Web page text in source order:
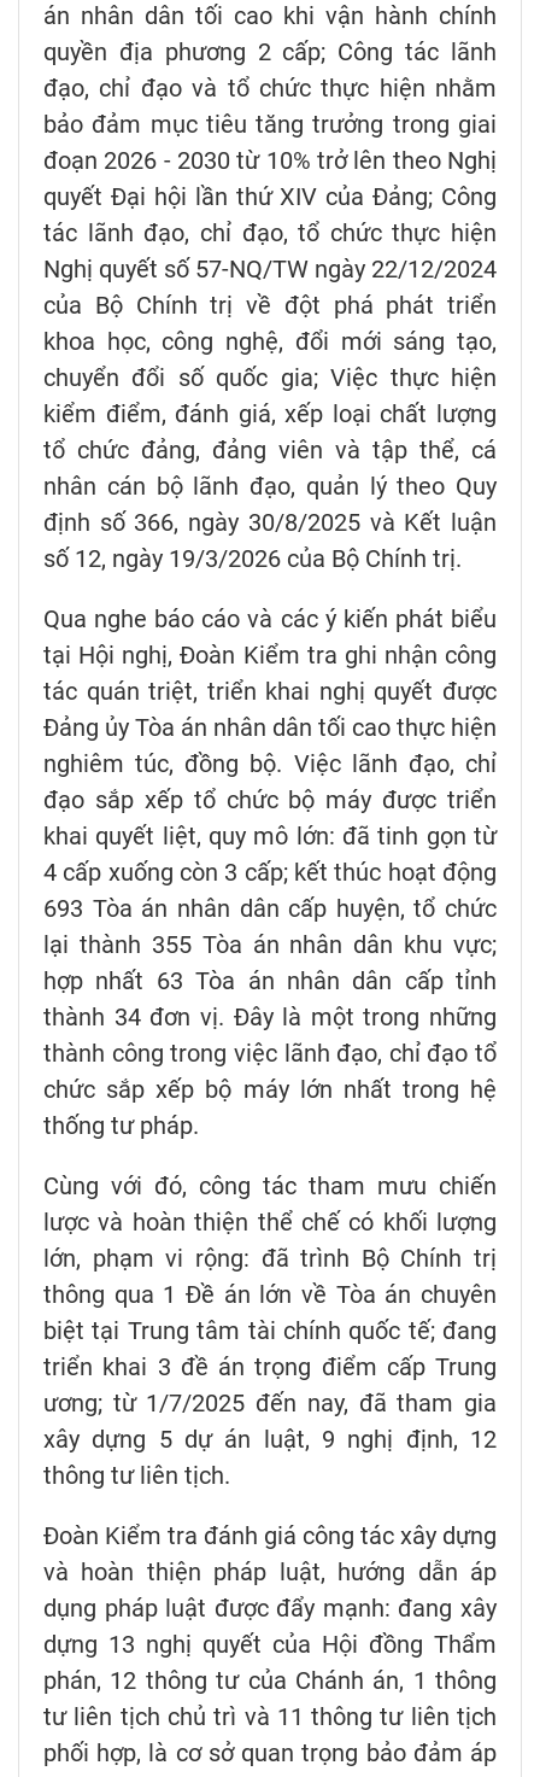
án nhân dân tối cao khi vận hành chính
quyền địa phương 2 cấp; Công tác lãnh
đạo, chỉ đạo và tổ chức thực hiện nhằm
bảo đảm mục tiêu tăng trưởng trong giai
đoạn 2026 - 2030 từ 10% trở lên theo Nghị
quyết Đại hội lần thứ XIV của Đảng; Công
tác lãnh đạo, chỉ đạo, tổ chức thực hiện
Nghị quyết số 57-NQ/TW ngày 22/12/2024
của Bộ Chính trị về đột phá phát triển
khoa học, công nghệ, đổi mới sáng tạo,
chuyển đổi số quốc gia; Việc thực hiện
kiểm điểm, đánh giá, xếp loại chất lượng
tổ chức đảng, đảng viên và tập thể, cá
nhân cán bộ lãnh đạo, quản lý theo Quy
định số 366, ngày 30/8/2025 và Kết luận
số 12, ngày 19/3/2026 của Bộ Chính trị.
Qua nghe báo cáo và các ý kiến phát biểu
tại Hội nghị, Đoàn Kiểm tra ghi nhận công
tác quán triệt, triển khai nghị quyết được
Đảng ủy Tòa án nhân dân tối cao thực hiện
nghiêm túc, đồng bộ. Việc lãnh đạo, chỉ
đạo sắp xếp tổ chức bộ máy được triển
khai quyết liệt, quy mô lớn: đã tinh gọn từ
4 cấp xuống còn 3 cấp; kết thúc hoạt động
693 Tòa án nhân dân cấp huyện, tổ chức
lại thành 355 Tòa án nhân dân khu vực;
hợp nhất 63 Tòa án nhân dân cấp tỉnh
thành 34 đơn vị. Đây là một trong những
thành công trong việc lãnh đạo, chỉ đạo tổ
chức sắp xếp bộ máy lớn nhất trong hệ
thống tư pháp.
Cùng với đó, công tác tham mưu chiến
lược và hoàn thiện thể chế có khối lượng
lớn, phạm vi rộng: đã trình Bộ Chính trị
thông qua 1 Đề án lớn về Tòa án chuyên
biệt tại Trung tâm tài chính quốc tế; đang
triển khai 3 đề án trọng điểm cấp Trung
ương; từ 1/7/2025 đến nay, đã tham gia
xây dựng 5 dự án luật, 9 nghị định, 12
thông tư liên tịch.
Đoàn Kiểm tra đánh giá công tác xây dựng
và hoàn thiện pháp luật, hướng dẫn áp
dụng pháp luật được đẩy mạnh: đang xây
dựng 13 nghị quyết của Hội đồng Thẩm
phán, 12 thông tư của Chánh án, 1 thông
tư liên tịch chủ trì và 11 thông tư liên tịch
phối hợp, là cơ sở quan trọng bảo đảm áp